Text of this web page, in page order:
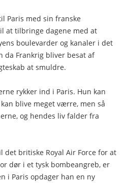
Paris med sin franske
at tilbringe dagene med at
boulevarder og kanaler i det
da Frankrig bliver besat af
at smuldre.
rykker ind i Paris. Hun kan
blive meget værre, men så
og hendes liv falder fra
det britiske Royal Air Force for at
dør i et tysk bombeangreb, er
i Paris opdager han en ny